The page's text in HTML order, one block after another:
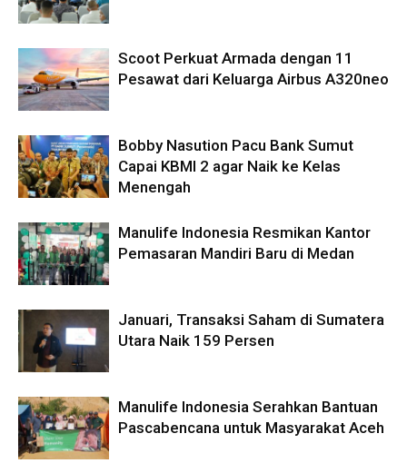
Scoot Perkuat Armada dengan 11
Pesawat dari Keluarga Airbus A320neo
Bobby Nasution Pacu Bank Sumut
Capai KBMI 2 agar Naik ke Kelas
Menengah
Manulife Indonesia Resmikan Kantor
Pemasaran Mandiri Baru di Medan
Januari, Transaksi Saham di Sumatera
Utara Naik 159 Persen
Manulife Indonesia Serahkan Bantuan
Pascabencana untuk Masyarakat Aceh